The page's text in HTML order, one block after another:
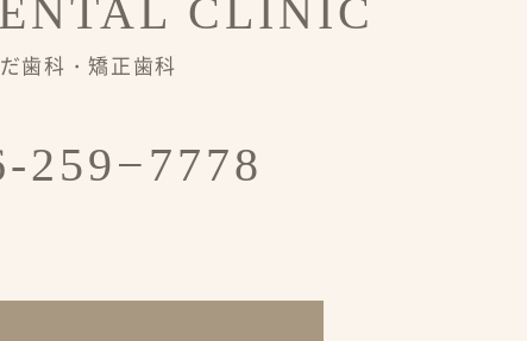
CLINIC
歯科・矯正歯科
259−7778